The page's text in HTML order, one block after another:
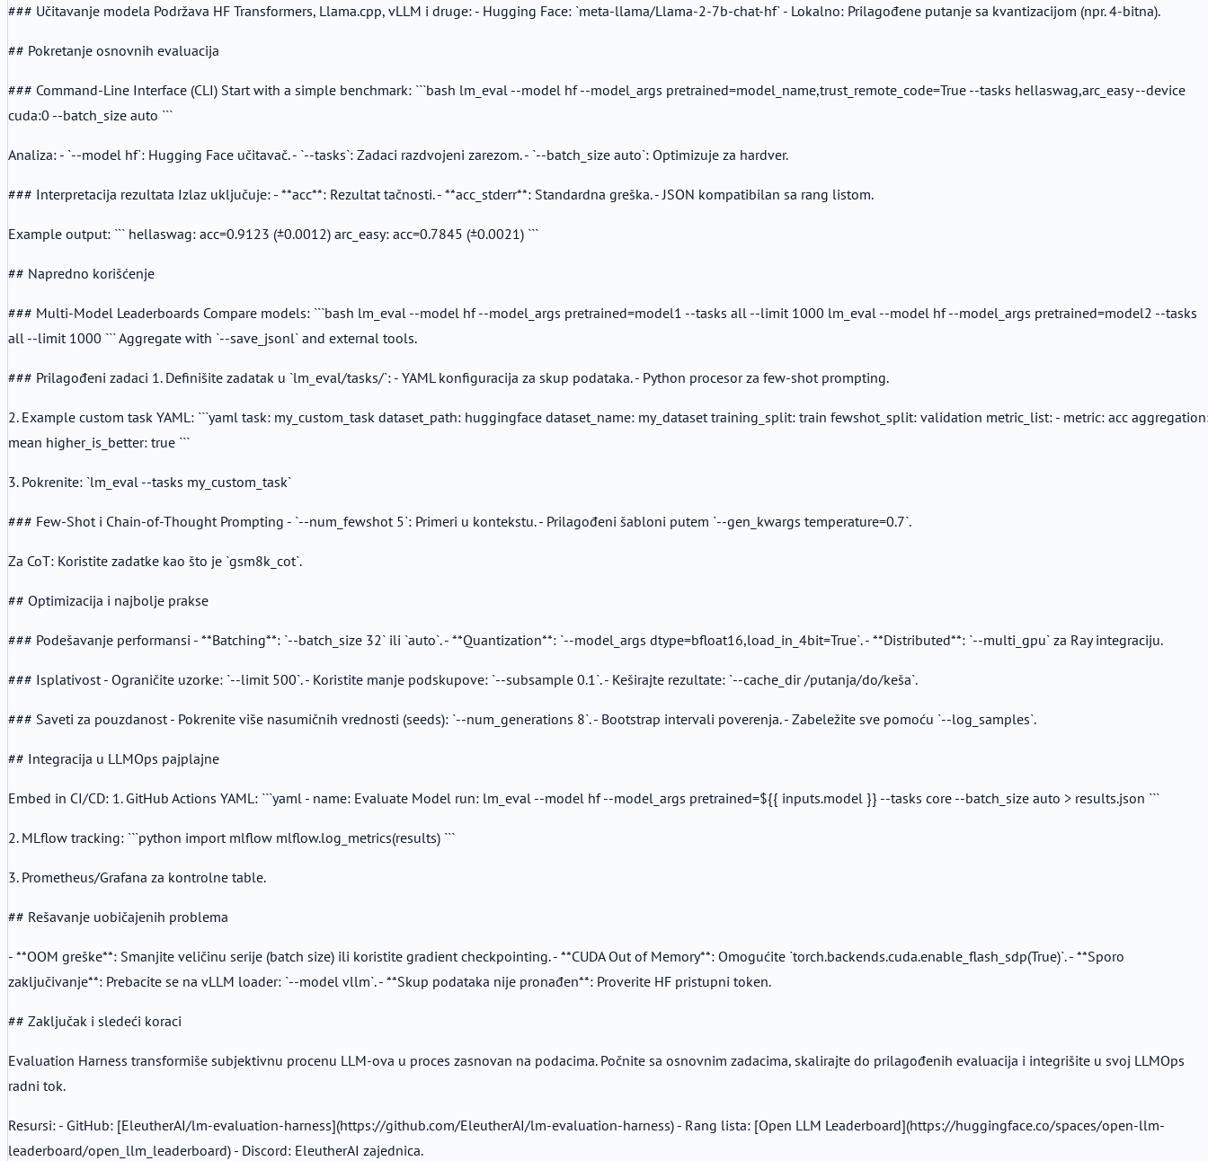
### Učitavanje modela Podržava HF Transformers, Llama.cpp, vLLM i druge: - Hugging Face: `meta-llama/Llama-2-7b-chat-hf` - Lokalno: Prilagođene putanje sa kvantizacijom (npr. 4-bitna).
## Pokretanje osnovnih evaluacija
### Command-Line Interface (CLI) Start with a simple benchmark: ```bash lm_eval --model hf --model_args pretrained=model_name,trust_remote_code=True --tasks hellaswag,arc_easy --device
cuda:0 --batch_size auto ```
Analiza: - `--model hf`: Hugging Face učitavač. - `--tasks`: Zadaci razdvojeni zarezom. - `--batch_size auto`: Optimizuje za hardver.
### Interpretacija rezultata Izlaz uključuje: - **acc**: Rezultat tačnosti. - **acc_stderr**: Standardna greška. - JSON kompatibilan sa rang listom.
Example output: ``` hellaswag: acc=0.9123 (±0.0012) arc_easy: acc=0.7845 (±0.0021) ```
## Napredno korišćenje
### Multi-Model Leaderboards Compare models: ```bash lm_eval --model hf --model_args pretrained=model1 --tasks all --limit 1000 lm_eval --model hf --model_args pretrained=model2 --tasks
all --limit 1000 ``` Aggregate with `--save_jsonl` and external tools.
### Prilagođeni zadaci 1. Definišite zadatak u `lm_eval/tasks/`: - YAML konfiguracija za skup podataka. - Python procesor za few-shot prompting.
2. Example custom task YAML: ```yaml task: my_custom_task dataset_path: huggingface dataset_name: my_dataset training_split: train fewshot_split: validation metric_list: - metric: acc
mean higher_is_better: true ```
3. Pokrenite: `lm_eval --tasks my_custom_task`
### Few-Shot i Chain-of-Thought Prompting - `--num_fewshot 5`: Primeri u kontekstu. - Prilagođeni šabloni putem `--gen_kwargs temperature=0.7`.
Za CoT: Koristite zadatke kao što je `gsm8k_cot`.
## Optimizacija i najbolje prakse
### Podešavanje performansi - **Batching**: `--batch_size 32` ili `auto`. - **Quantization**: `--model_args dtype=bfloat16,load_in_4bit=True`. - **Distributed**: `--multi_gpu` za Ray integraciju.
### Isplativost - Ograničite uzorke: `--limit 500`. - Koristite manje podskupove: `--subsample 0.1`. - Keširajte rezultate: `--cache_dir /putanja/do/keša`.
### Saveti za pouzdanost - Pokrenite više nasumičnih vrednosti (seeds): `--num_generations 8`. - Bootstrap intervali poverenja. - Zabeležite sve pomoću `--log_samples`.
## Integracija u LLMOps pajplajne
Embed in CI/CD: 1. GitHub Actions YAML: ```yaml - name: Evaluate Model run: lm_eval --model hf --model_args pretrained=${{ inputs.model }} --tasks core --batch_size auto > results.json ```
2. MLflow tracking: ```python import mlflow mlflow.log_metrics(results) ```
3. Prometheus/Grafana za kontrolne table.
## Rešavanje uobičajenih problema
- **OOM greške**: Smanjite veličinu serije (batch size) ili koristite gradient checkpointing. - **CUDA Out of Memory**: Omogućite `torch.backends.cuda.enable_flash_sdp(True)`. - **Sporo
zaključivanje**: Prebacite se na vLLM loader: `--model vllm`. - **Skup podataka nije pronađen**: Proverite HF pristupni token.
## Zaključak i sledeći koraci
Evaluation Harness transformiše subjektivnu procenu LLM-ova u proces zasnovan na podacima. Počnite sa osnovnim zadacima, skalirajte do prilagođenih evaluacija i integrišite u svoj LLMOps
radni tok.
Resursi: - GitHub: [EleutherAI/lm-evaluation-harness](https://github.com/EleutherAI/lm-evaluation-harness) - Rang lista: [Open LLM Leaderboard](https://huggingface.co/spaces/open-llm-
leaderboard/open_llm_leaderboard) - Discord: EleutherAI zajednica.